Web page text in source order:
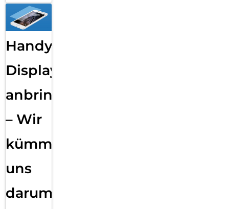
Handy
Displayfolie
anbringen
– Wir
kümmern
uns
darum!